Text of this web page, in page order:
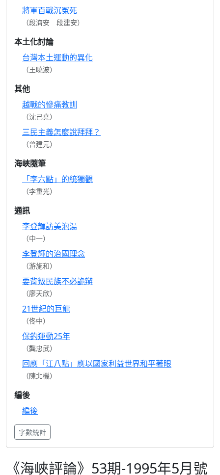
將軍百戰沉冤死
（段濟安 段建安）
本土化討論
台灣本土運動的異化
（王曉波）
其他
越戰的慘痛教訓
（沈己堯）
三民主義怎麼說拜拜？
（曾建元）
海峽隨筆
「李六點」的統獨觀
（李重光）
通訊
李登輝訪美泡湯
（中一）
李登輝的治國理念
（游施和）
要背叛民族不必詭辯
（廖天欣）
21世紀的巨龍
（佟中）
保釣運動25年
（龔忠武）
回應「江八點」應以國家利益世界和平著眼
（陳北機）
編後
編後
字數統計
《海峽評論》53期-1995年5月號